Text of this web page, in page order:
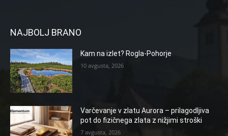
NAJBOLJ BRANO
Kam na izlet? Rogla-Pohorje
10 avgusta, 2026
Varčevanje v zlatu Aurora – prilagodljiva
pot do fizičnega zlata z nižjimi stroški
7 avgusta, 2026